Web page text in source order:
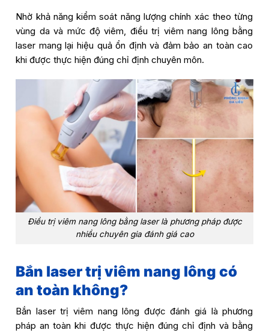
Nhờ khả năng kiểm soát năng lượng chính xác theo từng
vùng da và mức độ viêm, điều trị viêm nang lông bằng
laser mang lại hiệu quả ổn định và đảm bảo an toàn cao
khi được thực hiện đúng chỉ định chuyên môn.
Điều trị viêm nang lông bằng laser là phương pháp được
nhiều chuyên gia đánh giá cao
Bắn laser trị viêm nang lông có
an toàn không?
Bắn laser trị viêm nang lông được đánh giá là phương
pháp an toàn khi được thực hiện đúng chỉ định và bằng